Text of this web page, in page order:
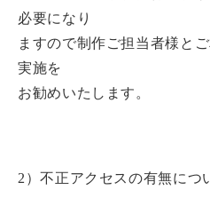
必要になり
ますので制作ご担当者様と
実施を
お勧めいたします。
2）不正アクセスの有無につ